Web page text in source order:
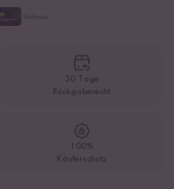
30 Tage
Rückgaberecht
100%
Käuferschutz